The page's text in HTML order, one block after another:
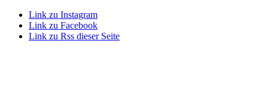
Link zu Instagram
Link zu Facebook
Link zu Rss dieser Seite